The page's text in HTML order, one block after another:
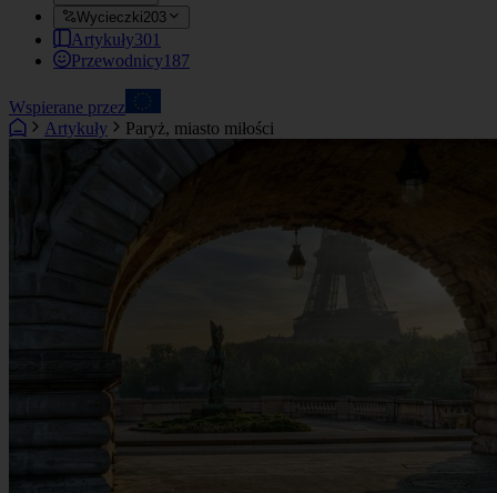
Wycieczki203
Artykuły301
Przewodnicy187
Wspierane przez
Artykuły
Paryż, miasto miłości